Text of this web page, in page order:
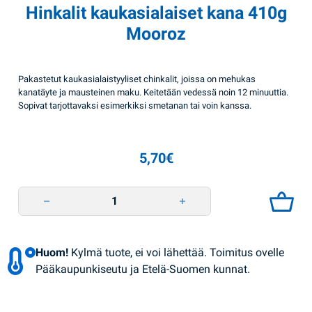
Hinkalit kaukasialaiset kana 410g
Mooroz
Pakastetut kaukasialaistyyliset chinkalit, joissa on mehukas
kanatäyte ja mausteinen maku. Keitetään vedessä noin 12 minuuttia.
Sopivat tarjottavaksi esimerkiksi smetanan tai voin kanssa.
5,70€
Huom! Kylmä tuote, ei voi lähettää. Toimitus ovelle
Pääkaupunkiseutu ja Etelä-Suomen kunnat.